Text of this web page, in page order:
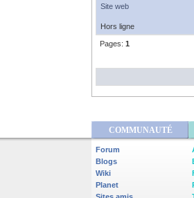
Site web
Hors ligne
Pages: 1
COMMUNAUTÉ
Forum
Blogs
Wiki
Planet
Sites amis